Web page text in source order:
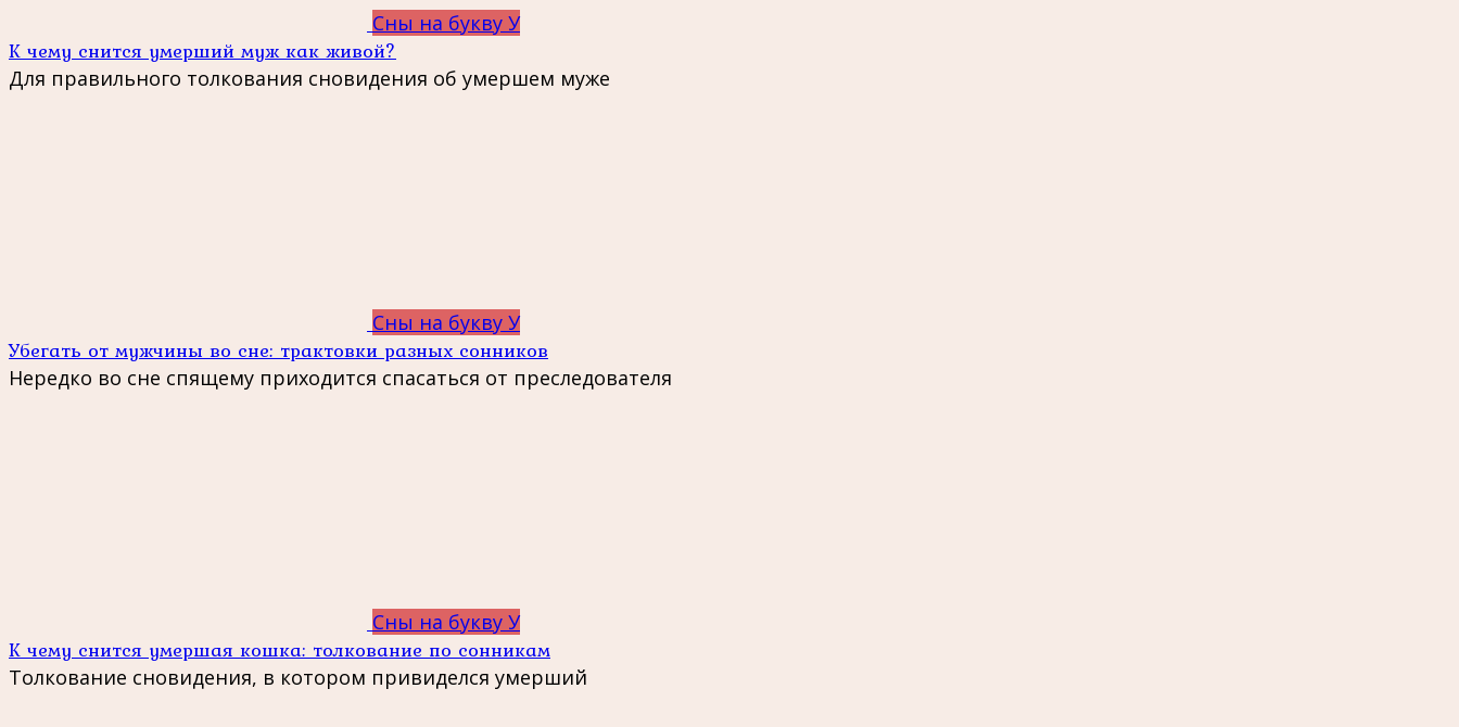
Сны на букву У
К чему снится умерший муж как живой?
Для правильного толкования сновидения об умершем муже
Сны на букву У
Убегать от мужчины во сне: трактовки разных сонников
Нередко во сне спящему приходится спасаться от преследователя
Сны на букву У
К чему снится умершая кошка: толкование по сонникам
Толкование сновидения, в котором привиделся умерший